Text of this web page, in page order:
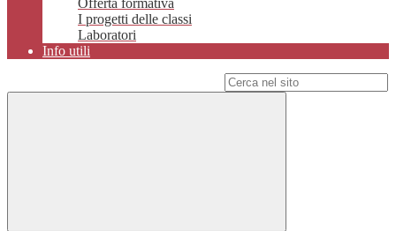
Offerta formativa
I progetti delle classi
Laboratori
Info utili